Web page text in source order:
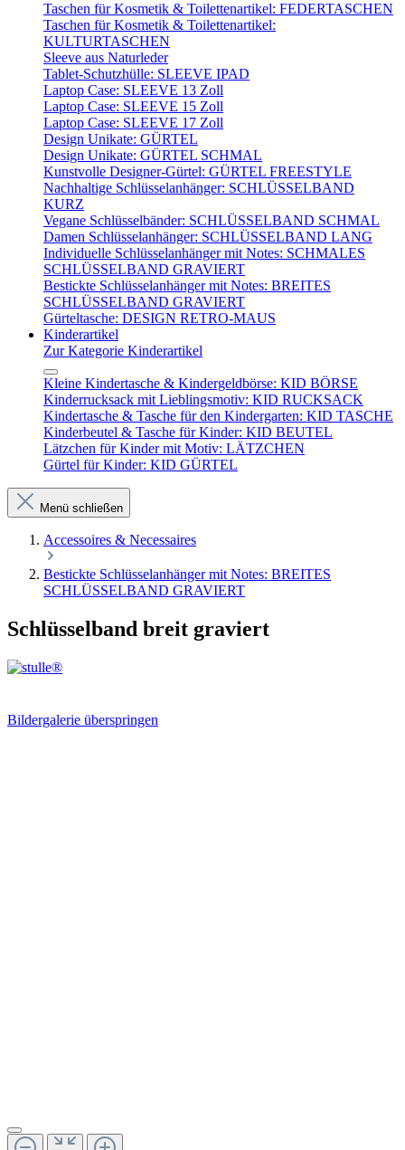
Taschen für Kosmetik & Toilettenartikel: FEDERTASCHEN
Taschen für Kosmetik & Toilettenartikel:
KULTURTASCHEN
Sleeve aus Naturleder
Tablet-Schutzhülle: SLEEVE IPAD
Laptop Case: SLEEVE 13 Zoll
Laptop Case: SLEEVE 15 Zoll
Laptop Case: SLEEVE 17 Zoll
Design Unikate: GÜRTEL
Design Unikate: GÜRTEL SCHMAL
Kunstvolle Designer-Gürtel: GÜRTEL FREESTYLE
Nachhaltige Schlüsselanhänger: SCHLÜSSELBAND
KURZ
Vegane Schlüsselbänder: SCHLÜSSELBAND SCHMAL
Damen Schlüsselanhänger: SCHLÜSSELBAND LANG
Individuelle Schlüsselanhänger mit Notes: SCHMALES
SCHLÜSSELBAND GRAVIERT
Bestickte Schlüsselanhänger mit Notes: BREITES
SCHLÜSSELBAND GRAVIERT
Gürteltasche: DESIGN RETRO-MAUS
Kinderartikel
Zur Kategorie Kinderartikel
Kleine Kindertasche & Kindergeldbörse: KID BÖRSE
Kinderrucksack mit Lieblingsmotiv: KID RUCKSACK
Kindertasche & Tasche für den Kindergarten: KID TASCHE
Kinderbeutel & Tasche für Kinder: KID BEUTEL
Lätzchen für Kinder mit Motiv: LÄTZCHEN
Gürtel für Kinder: KID GÜRTEL
Menü schließen
Accessoires & Necessaires
Bestickte Schlüsselanhänger mit Notes: BREITES
SCHLÜSSELBAND GRAVIERT
Schlüsselband breit graviert
Bildergalerie überspringen